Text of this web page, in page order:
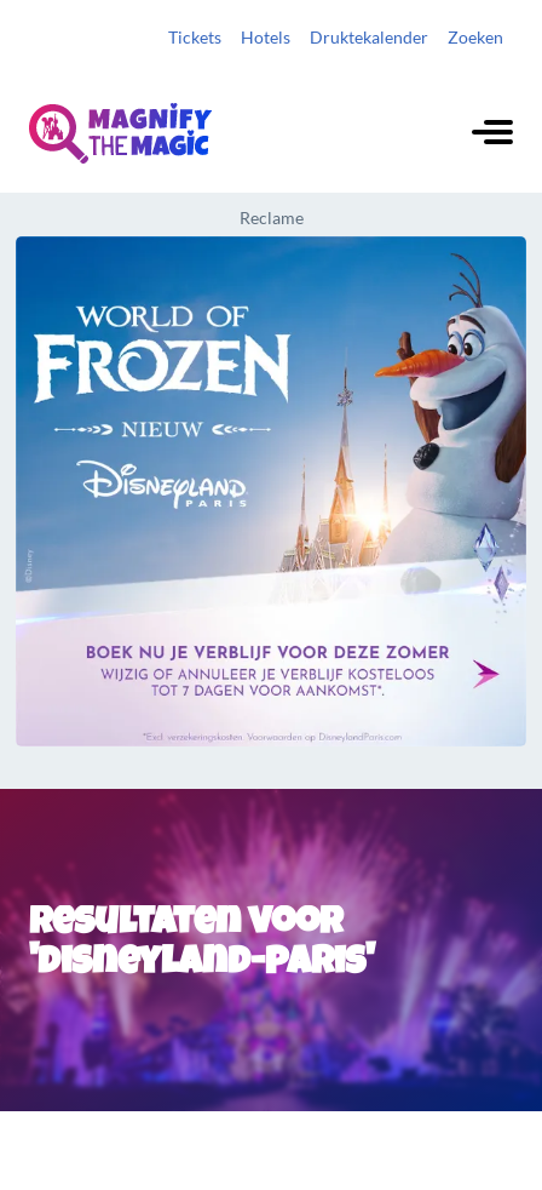
Tickets Hotels Druktekalender Zoeken
Reclame
Resultaten voor
'disneyland-paris'